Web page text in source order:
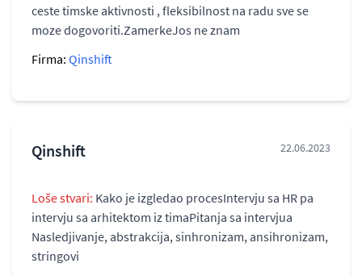
ceste timske aktivnosti , fleksibilnost na radu sve se
moze dogovoriti.ZamerkeJos ne znam
Firma: Qinshift
Qinshift 22.06.2023
Loše stvari: Kako je izgledao procesIntervju sa HR pa
intervju sa arhitektom iz timaPitanja sa intervjua
Nasledjivanje, abstrakcija, sinhronizam, ansihronizam,
stringovi